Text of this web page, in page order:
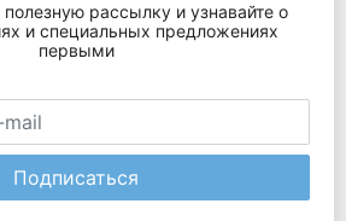
рассылку и узнавайте о
и специальных предложениях
первыми
Подписаться